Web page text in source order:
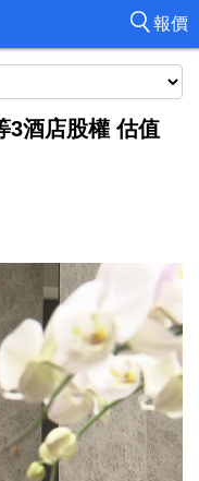
報價
3酒店股權 估值